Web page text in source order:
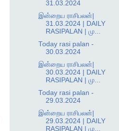
31.03.2024
இன்றைய ராசிபலன்|
31.03.2024 | DAILY
RASIPALAN | மு...
Today rasi palan -
30.03.2024
இன்றைய ராசிபலன்|
30.03.2024 | DAILY
RASIPALAN | மு...
Today rasi palan -
29.03.2024
இன்றைய ராசிபலன்|
29.03.2024 | DAILY
RASIPALAN | மு...